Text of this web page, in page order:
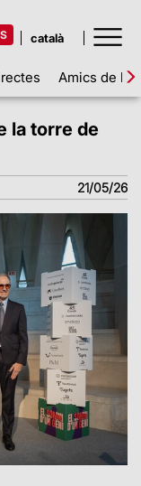
Amics de la
la torre de
21/05/26